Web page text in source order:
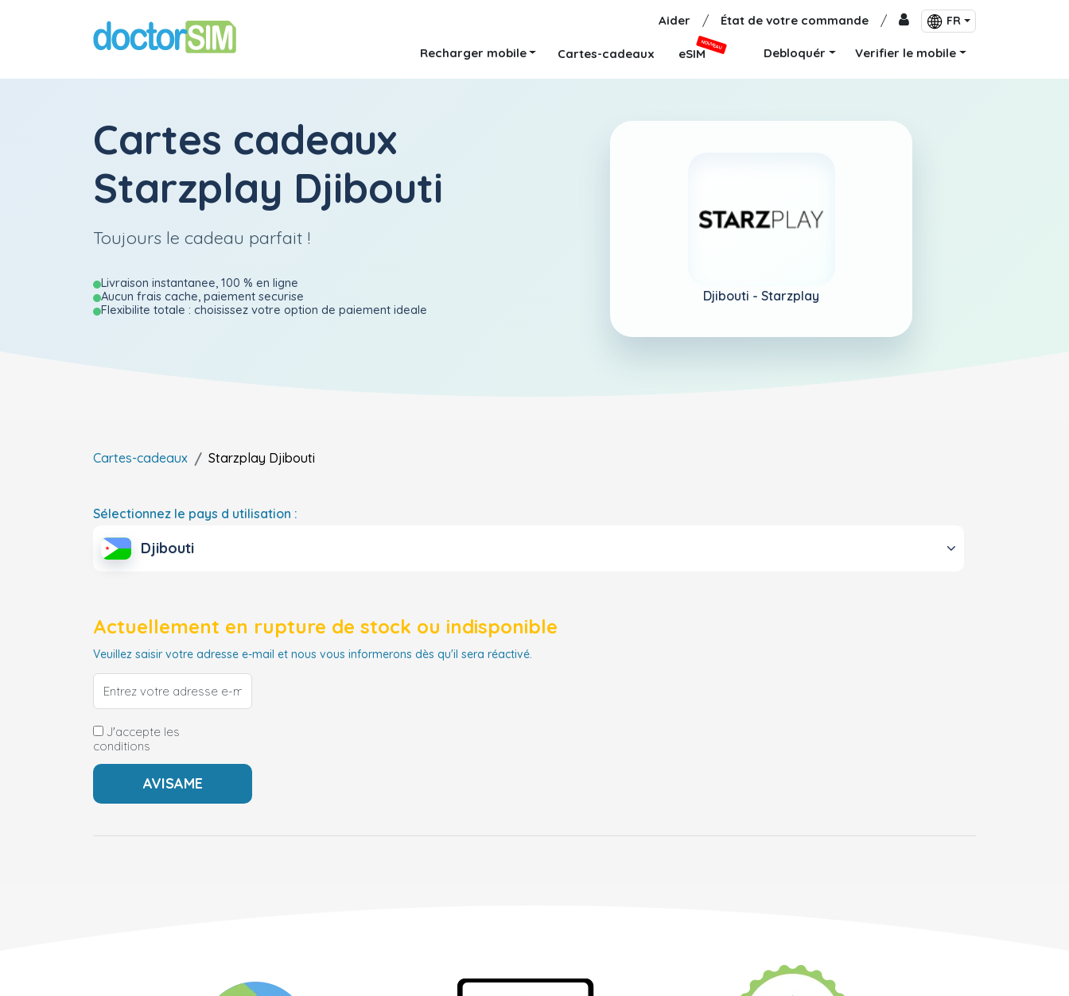
Aider / État de votre commande / FR
Recharger mobile Cartes-cadeaux eSIM
NOUVEAU
Debloquér Verifier le mobile
Cartes cadeaux
Starzplay Djibouti
Toujours le cadeau parfait !
Livraison instantanee, 100 % en ligne
Aucun frais cache, paiement securise
Flexibilite totale : choisissez votre option de paiement ideale
Djibouti - Starzplay
Cartes-cadeaux Starzplay Djibouti
Sélectionnez le pays d utilisation :
Djibouti
Actuellement en rupture de stock ou indisponible
Veuillez saisir votre adresse e-mail et nous vous informerons dès qu'il sera réactivé.
J'accepte les
conditions